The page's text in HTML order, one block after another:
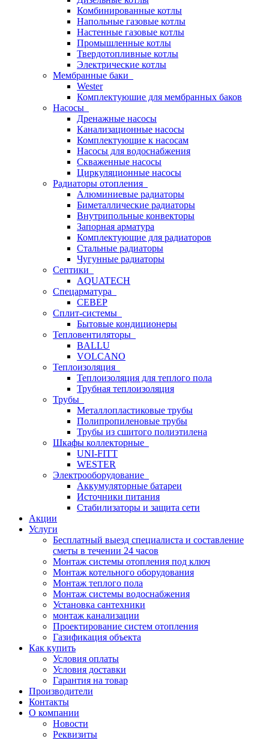
Комбинированные котлы
Напольные газовые котлы
Настенные газовые котлы
Промышленные котлы
Твердотопливные котлы
Электрические котлы
Мембранные баки
Wester
Комплектуюшие для мембранных баков
Насосы
Дренажные насосы
Канализационные насосы
Комплектующие к насосам
Насосы для водоснабжения
Скваженные насосы
Циркуляционные насосы
Радиаторы отопления
Алюминиевые радиаторы
Биметаллические радиаторы
Внутрипольные конвекторы
Запорная арматура
Комплектующие для радиаторов
Стальные радиаторы
Чугунные радиаторы
Септики
AQUATECH
Спецарматура
СЕВЕР
Сплит-системы
Бытовые кондиционеры
Тепловентиляторы
BALLU
VOLCANO
Теплоизоляция
Теплоизоляция для теплого пола
Трубная теплоизоляция
Трубы
Металлопластиковые трубы
Полипропиленовые трубы
Трубы из сшитого полиэтилена
Шкафы коллекторные
UNI-FITT
WESTER
Электрооборудование
Аккумуляторные батареи
Источники питания
Стабилизаторы и защита сети
Акции
Услуги
Бесплатный выезд специалиста и составление
сметы в течении 24 часов
Монтаж системы отопления под ключ
Монтаж котельного оборудования
Монтаж теплого пола
Монтаж системы водоснабжения
Установка сантехники
монтаж канализации
Проектирование систем отопления
Газификация объекта
Как купить
Условия оплаты
Условия доставки
Гарантия на товар
Производители
Контакты
О компании
Новости
Реквизиты